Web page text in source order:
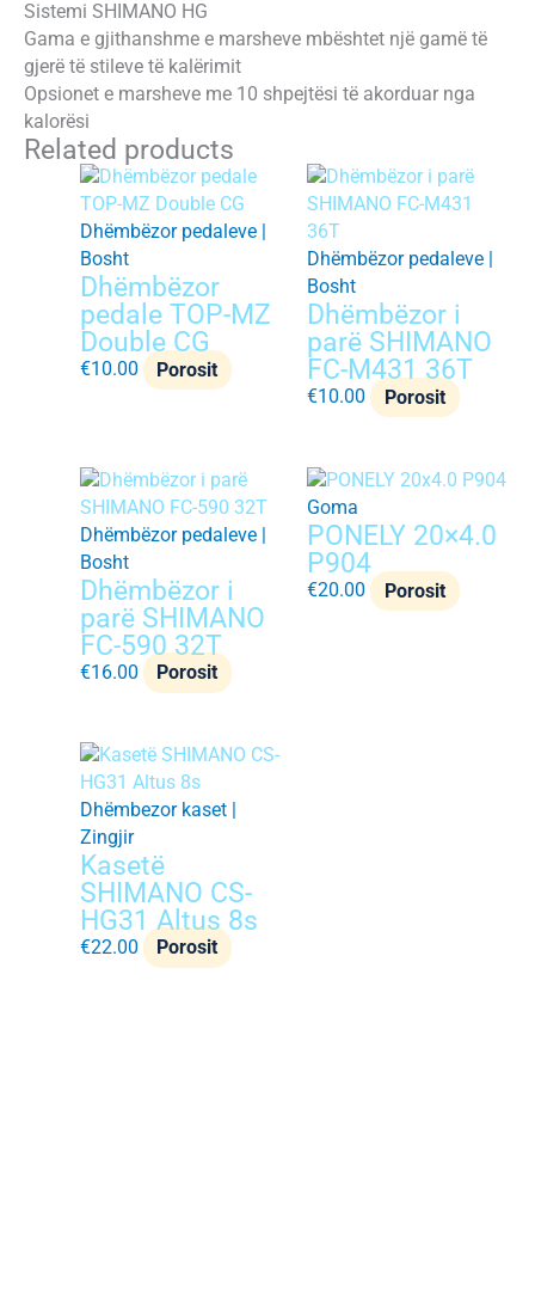
Sistemi SHIMANO HG
Gama e gjithanshme e marsheve mbështet një gamë të
gjerë të stileve të kalërimit
Opsionet e marsheve me 10 shpejtësi të akorduar nga
kalorësi
Related products
Dhëmbëzor pedaleve |
Bosht
Dhëmbëzor
pedale TOP-MZ
Double CG
€10.00 Porosit
Dhëmbëzor pedaleve |
Bosht
Dhëmbëzor i
parë SHIMANO
FC-M431 36T
€10.00 Porosit
Dhëmbëzor pedaleve |
Bosht
Dhëmbëzor i
parë SHIMANO
FC-590 32T
€16.00 Porosit
Goma
PONELY 20×4.0
P904
€20.00 Porosit
Dhëmbezor kaset |
Zingjir
Kasetë
SHIMANO CS-
HG31 Altus 8s
€22.00 Porosit